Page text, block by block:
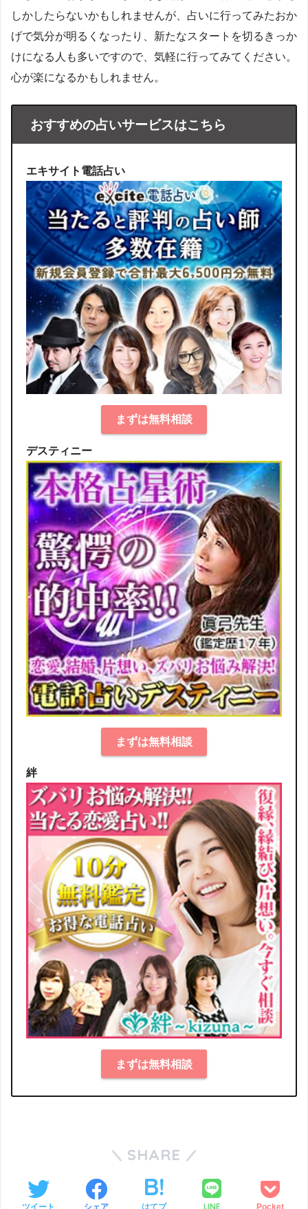
しかしたらないかもしれませんが、占いに行ってみたおか
げで気分が明るくなったり、新たなスタートを切るきっか
けになる人も多いですので、気軽に行ってみてください。
心が楽になるかもしれません。
おすすめの占いサービスはこちら
エキサイト電話占い
まずは無料相談
デスティニー
まずは無料相談
絆
まずは無料相談
SHARE
ツイート シェア はてブ LINE Pocket